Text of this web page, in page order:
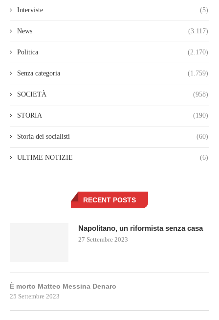
Interviste (5)
News (3.117)
Politica (2.170)
Senza categoria (1.759)
SOCIETÀ (958)
STORIA (190)
Storia dei socialisti (60)
ULTIME NOTIZIE (6)
RECENT POSTS
Napolitano, un riformista senza casa
27 Settembre 2023
È morto Matteo Messina Denaro
25 Settembre 2023